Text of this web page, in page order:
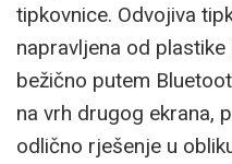
tipkovnice. Odvojiva
napravljena od
bežično putem
na vrh drugog ekrana,
odlično rješenje u